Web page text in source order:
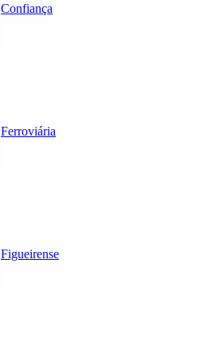
Confiança
Ferroviária
Figueirense